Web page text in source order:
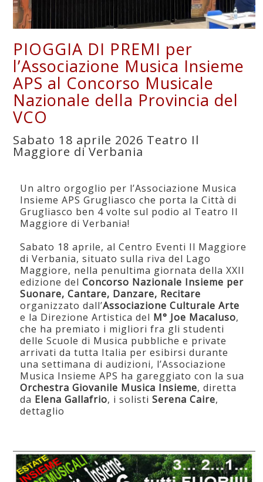
PIOGGIA DI PREMI per
l’Associazione Musica Insieme
APS al Concorso Musicale
Nazionale della Provincia del
VCO
Sabato 18 aprile 2026 Teatro Il
Maggiore di Verbania
Un altro orgoglio per l’Associazione Musica
Insieme APS Grugliasco che porta la Città di
Grugliasco ben 4 volte sul podio al Teatro Il
Maggiore di Verbania!
Sabato 18 aprile, al Centro Eventi Il Maggiore
di Verbania, situato sulla riva del Lago
Maggiore, nella penultima giornata della XXII
edizione delConcorso Nazionale Insieme per
Suonare, Cantare, Danzare, Recitare
organizzato dall’Associazione Culturale Arte
e la Direzione Artistica del M° Joe Macaluso,
che ha premiato i migliori fra gli studenti
delle Scuole di Musica pubbliche e private
arrivati da tutta Italia per esibirsi durante
una settimana di audizioni, l’Associazione
Musica Insieme APS ha gareggiato con la sua
Orchestra Giovanile Musica Insieme, diretta
da Elena Gallafrio, i solistiSerena Caire,
dettaglio